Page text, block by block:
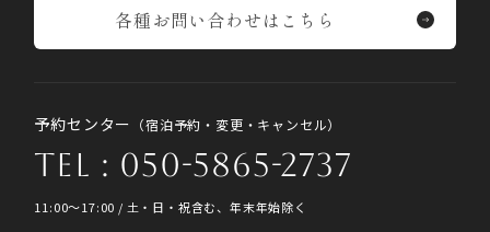
各種お問い合わせはこちら
予約センター （宿泊予約・変更・キャンセル）
TEL : 050-5865-2737
11:00〜17:00 / 土・日・祝含む、年末年始除く